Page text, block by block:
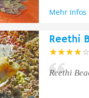
Mehr Infos
Reethi
Reethi